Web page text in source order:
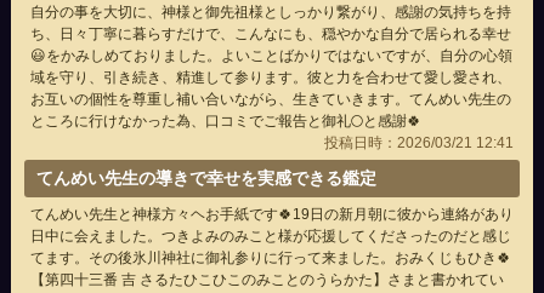
自分の事を大切に、神様と御先祖様としっかり繋がり、感謝の気持ちを持
ち、日々丁寧に暮らすだけで、こんなにも、穏やかな自分で居られる幸せ
😃をかみしめておりました。よいことばかりではないですが、自分の心領
域を守り、引き続き、精進して参ります。彼と力を合わせて愛し愛され、
お互いの個性を尊重し補い合いながら、生きていきます。てんめい先生の
ところに行けなかった為、口コミでご報告と御礼🌕と感謝🍀
投稿日時：2026/03/21 12:41
てんめい先生の導きで幸せを実感できる鑑定
てんめい先生と神様方々ヘお手紙です🍀19日の新月朝に彼から連絡があり
日中に会えました。つきよみのみこと様が応援してくださったのだと感じ
てます。その後氷川神社に御礼参りに行って来ました。おみくじもひき🍀
【第四十三番 吉 さるたひこひこのみことのうらかた】さまと書かれてい